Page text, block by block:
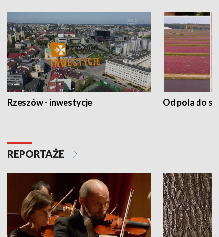
Rzeszów - inwestycje Od pola do
REPORTAŻE